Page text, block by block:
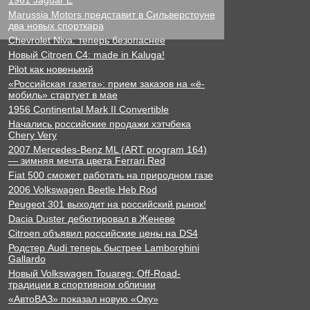
Marussia Motors представит в Сильверстоуне
два новых спорткара
Chevrolet Niva: теперь безопаснее
Новый Citroen C4: made in Kaluga!
Pilot как новенький
«Российская газета»: прием заказов на «ё-
мобиль» стартует в мае
1956 Continental Mark II Convertible
Начались российские продажи хэтчбека
Chery Very
2007 Mercedes-Benz ML (ART program 164)
— зимняя мечта цвета Ferrari Red
Fiat 500 сможет работать на природном газе
2006 Volkswagen Beetle Heb Rod
Peugeot 301 выходит на российский рынок!
Dacia Duster дебютировал в Женеве
Citroen объявил российские цены на DS4
Родстер Audi теперь быстрее Lamborghini
Gallardo
Новый Volkswagen Touareg: Off-Road-
традиции в спортивном обличии
«АвтоВАЗ» показал новую «Оку»